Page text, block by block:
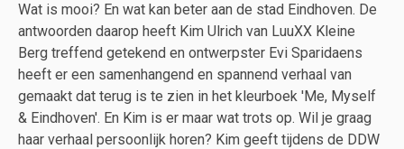
Wat is mooi? En wat kan beter aan de stad Eindhoven. De
antwoorden daarop heeft Kim Ulrich van LuuXX Kleine
Berg treffend getekend en ontwerpster Evi Sparidaens
heeft er een samenhangend en spannend verhaal van
gemaakt dat terug is te zien in het kleurboek 'Me, Myself
& Eindhoven'. En Kim is er maar wat trots op. Wil je graag
haar verhaal persoonlijk horen? Kim geeft tijdens de DDW